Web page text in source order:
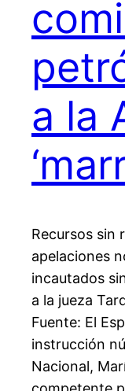
a la
Recursos sin
apelaciones
incautados
a la jueza
Fuente: El
instrucción
Nacional,